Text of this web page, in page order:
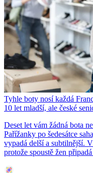
Tyhle boty nosí každá
10 let mladší, ale české
Deset let vám žádná bota
Pařížanky po šedesátce
vypadá delší a subtilnější.
protože spoustě žen